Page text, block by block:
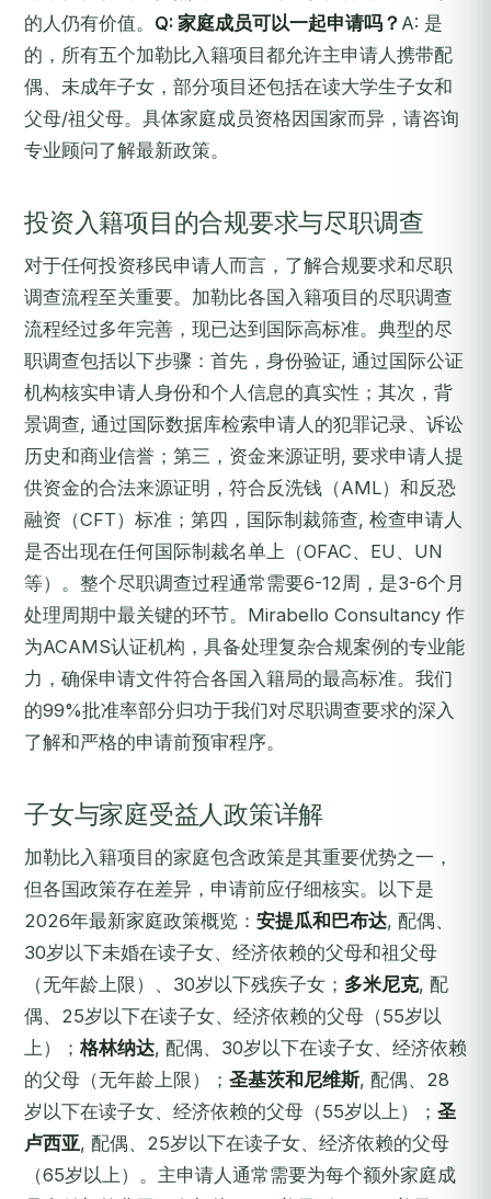
的人仍有价值。 Q: 家庭成员可以一起申请吗？ A: 是
的，所有五个加勒比入籍项目都允许主申请人携带配
偶、未成年子女，部分项目还包括在读大学生子女和
父母/祖父母。具体家庭成员资格因国家而异，请咨询
专业顾问了解最新政策。
投资入籍项目的合规要求与尽职调查
对于任何投资移民申请人而言，了解合规要求和尽职
调查流程至关重要。加勒比各国入籍项目的尽职调查
流程经过多年完善，现已达到国际高标准。典型的尽
职调查包括以下步骤：首先，身份验证, 通过国际公证
机构核实申请人身份和个人信息的真实性；其次，背
景调查, 通过国际数据库检索申请人的犯罪记录、诉讼
历史和商业信誉；第三，资金来源证明, 要求申请人提
供资金的合法来源证明，符合反洗钱（AML）和反恐
融资（CFT）标准；第四，国际制裁筛查, 检查申请人
是否出现在任何国际制裁名单上（OFAC、EU、UN
等）。整个尽职调查过程通常需要6-12周，是3-6个月
处理周期中最关键的环节。Mirabello Consultancy 作
为ACAMS认证机构，具备处理复杂合规案例的专业能
力，确保申请文件符合各国入籍局的最高标准。我们
的99%批准率部分归功于我们对尽职调查要求的深入
了解和严格的申请前预审程序。
子女与家庭受益人政策详解
加勒比入籍项目的家庭包含政策是其重要优势之一，
但各国政策存在差异，申请前应仔细核实。以下是
2026年最新家庭政策概览： 安提瓜和巴布达, 配偶、
30岁以下未婚在读子女、经济依赖的父母和祖父母
（无年龄上限）、30岁以下残疾子女； 多米尼克, 配
偶、25岁以下在读子女、经济依赖的父母（55岁以
上）； 格林纳达, 配偶、30岁以下在读子女、经济依赖
的父母（无年龄上限）； 圣基茨和尼维斯, 配偶、28
岁以下在读子女、经济依赖的父母（55岁以上）； 圣
卢西亚, 配偶、25岁以下在读子女、经济依赖的父母
（65岁以上）。主申请人通常需要为每个额外家庭成